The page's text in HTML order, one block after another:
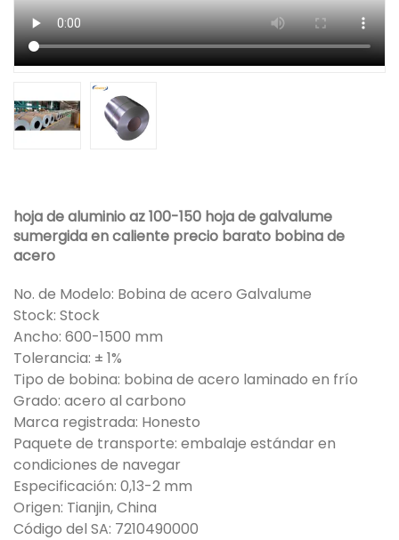
hoja de aluminio az 100-150 hoja de galvalume
sumergida en caliente precio barato bobina de
acero
No. de Modelo: Bobina de acero Galvalume
Stock: Stock
Ancho: 600-1500 mm
Tolerancia: ± 1%
Tipo de bobina: bobina de acero laminado en frío
Grado: acero al carbono
Marca registrada: Honesto
Paquete de transporte: embalaje estándar en
condiciones de navegar
Especificación: 0,13-2 mm
Origen: Tianjin, China
Código del SA: 7210490000